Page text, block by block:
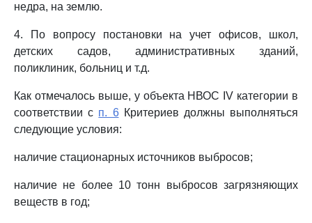
недра, на землю.
4. По вопросу постановки на учет офисов, школ,
детских садов, административных зданий,
поликлиник, больниц и т.д.
Как отмечалось выше, у объекта НВОС IV категории в
соответствии с п. 6Критериев должны выполняться
следующие условия:
наличие стационарных источников выбросов;
наличие не более 10 тонн выбросов загрязняющих
веществ в год;